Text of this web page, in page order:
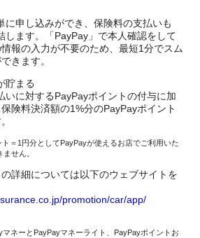
に申し込みができ、保険料の支払いも
します。「PayPay」で本人確認をして
報の入力が不要のため、最短1分でスム
きます。
貯まる
いに対するPayPayポイントの付与に加
険料決済額の1%分のPayPayポイント
＝1円分としてPayPayが使えるお店でご利用いた
せん。
の詳細については以下のウェブサイトを
promotion/car/app/
ネーとPayPayマネーライト、PayPayポイントお